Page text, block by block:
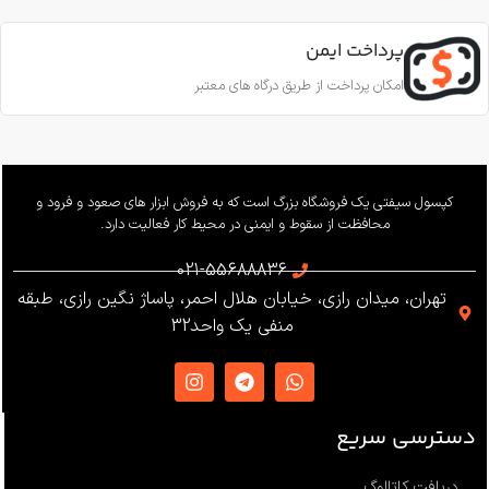
CE EN353-2; CE EN358; CE
EN12841-A
ساخت ترکیه
قطر طناب
11.5 تا 10.5 میلی‌متر
وزن 655 گرم
استاندارد
EN12841 ،EN341 ،ANSI Z359
،NFPA1983
ساخت
پرداخت ایمن
امکان پرداخت از طریق درگاه های معتبر
کپسول سیفتی یک فروشگاه بزرگ است که به فروش ابزار های صعود و فرود و
محافظت از سقوط و ایمنی در محیط کار فعالیت دارد.
021-55688836
تهران، میدان رازی، خیابان هلال احمر، پاساژ نگین رازی، طبقه
منفی یک واحد32
دسترسی سریع